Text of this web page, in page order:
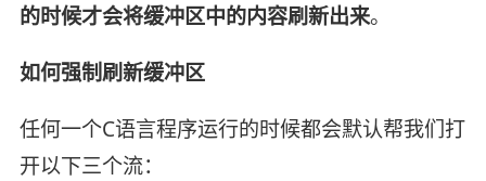
的时候才会将缓冲区中的内容刷新出来。
如何强制刷新缓冲区
任何一个C语言程序运行的时候都会默认帮我们打
开以下三个流：